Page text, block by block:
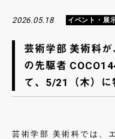
2026.05.18 イベント・展
芸術学部 美術科
の先駆者
て、5/21（木）に
芸術学部 美術科では、